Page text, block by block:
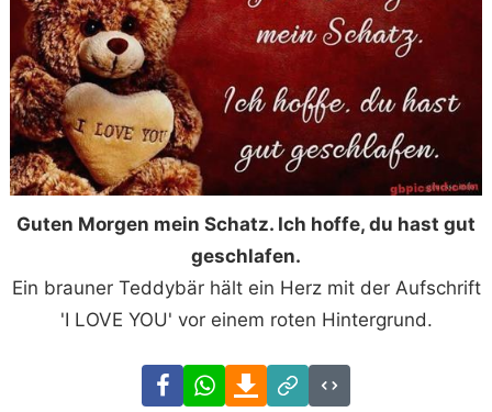
Guten Morgen mein Schatz. Ich hoffe, du hast gut
geschlafen.
Ein brauner Teddybär hält ein Herz mit der Aufschrift
'I LOVE YOU' vor einem roten Hintergrund.
FacebookWhatsAppDownload
Link
Code